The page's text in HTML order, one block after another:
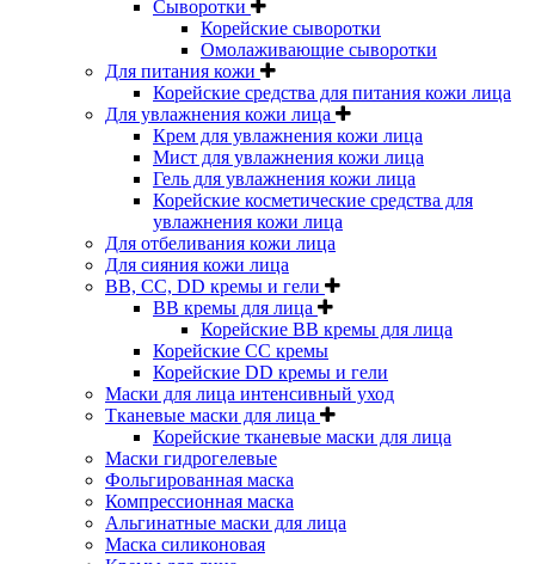
Сыворотки
Корейские сыворотки
Омолаживающие сыворотки
Для питания кожи
Корейские средства для питания кожи лица
Для увлажнения кожи лица
Крем для увлажнения кожи лица
Мист для увлажнения кожи лица
Гель для увлажнения кожи лица
Корейские косметические средства для
увлажнения кожи лица
Для отбеливания кожи лица
Для сияния кожи лица
BB, CC, DD кремы и гели
BB кремы для лица
Корейские BB кремы для лица
Корейские CC кремы
Корейские DD кремы и гели
Маски для лица интенсивный уход
Тканевые маски для лица
Корейские тканевые маски для лица
Маски гидрогелевые
Фольгированная маска
Компрессионная маска
Альгинатные маски для лица
Маска силиконовая